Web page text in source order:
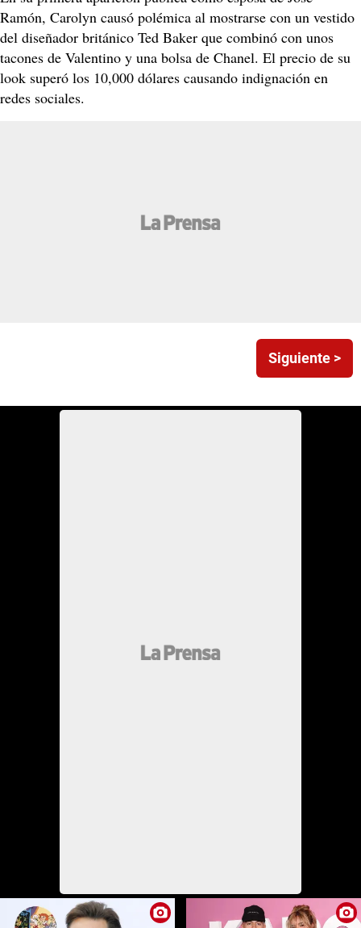
Ramón, Carolyn causó polémica al mostrarse con un vestido
del diseñador británico Ted Baker que combinó con unos
tacones de Valentino y una bolsa de Chanel. El precio de su
look superó los 10,000 dólares causando indignación en
redes sociales.
Siguiente >